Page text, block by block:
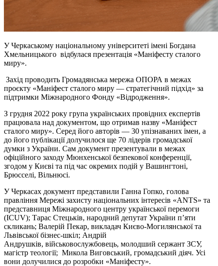
У Черкаському національному університеті імені Богдана
Хмельницького відбулася презентація «Маніфесту сталого
миру».
Захід проводить Громадянська мережа ОПОРА в межах
проєкту «Маніфест сталого миру — стратегічний підхід» за
підтримки Міжнародного Фонду «Відродження».
З грудня 2022 року група українських провідних експертів
працювала над документом, що отримав назву «Маніфест
сталого миру». Серед його авторів — 30 упізнаваних імен, а
до його публікації долучилося ще 70 лідерів громадської
думки з України. Сам документ презентували в межах
офіційного заходу Мюнхенської безпекової конференції,
згодом у Києві та під час окремих подій у Вашингтоні,
Брюсселі, Вільнюсі.
У Черкасах документ представили Ганна Гопко, голова
правління Мережі захисту національних інтересів «ANTS» та
представниця Міжнародного центру української перемоги
(ICUV); Тарас Стецьків, народний депутат України п’яти
скликань; Валерій Пекар, викладач Києво-Могилянської та
Львівської бізнес-шкіл; Андрій
Андрушків, військовослужбовець, молодший сержант ЗСУ,
магістр теології; Микола Виговський, громадський діяч. Усі
вони долучилися до розробки «Маніфесту».